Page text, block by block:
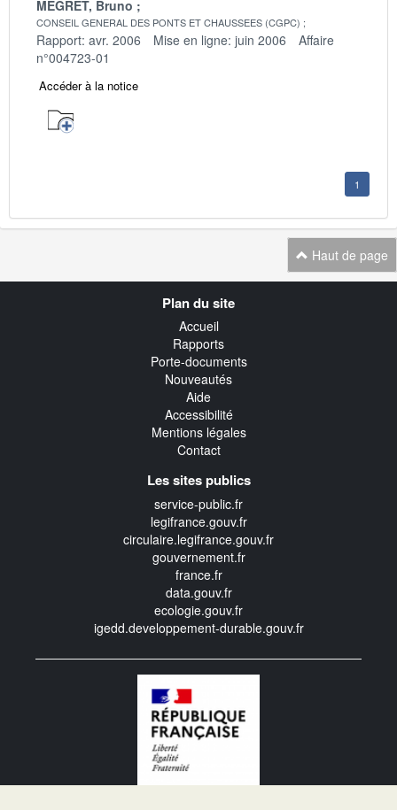
MEGRET, Bruno
CONSEIL GENERAL DES PONTS ET CHAUSSEES (CGPC)
Rapport: avr. 2006 Mise en ligne: juin 2006
Affaire
n°004723-01
Accéder à la notice
1
Haut de page
Plan du site
Accueil
Rapports
Porte-documents
Nouveautés
Aide
Accessibilité
Mentions légales
Contact
Les sites publics
service-public.fr
legifrance.gouv.fr
circulaire.legifrance.gouv.fr
gouvernement.fr
france.fr
data.gouv.fr
ecologie.gouv.fr
igedd.developpement-durable.gouv.fr